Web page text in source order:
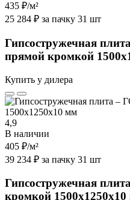
435 ₽/м²
25 284 ₽ за пачку 31 шт
Гипсостружечная
прямой кромкой
Купить у дилера
4,9
В наличии
405 ₽/м²
39 234 ₽ за пачку 31 шт
Гипсостружечная
кромкой